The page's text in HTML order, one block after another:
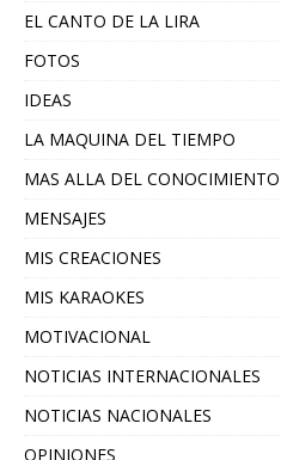
EL CANTO DE LA LIRA
FOTOS
IDEAS
LA MAQUINA DEL TIEMPO
MAS ALLA DEL CONOCIMIENTO
MENSAJES
MIS CREACIONES
MIS KARAOKES
MOTIVACIONAL
NOTICIAS INTERNACIONALES
NOTICIAS NACIONALES
OPINIONES